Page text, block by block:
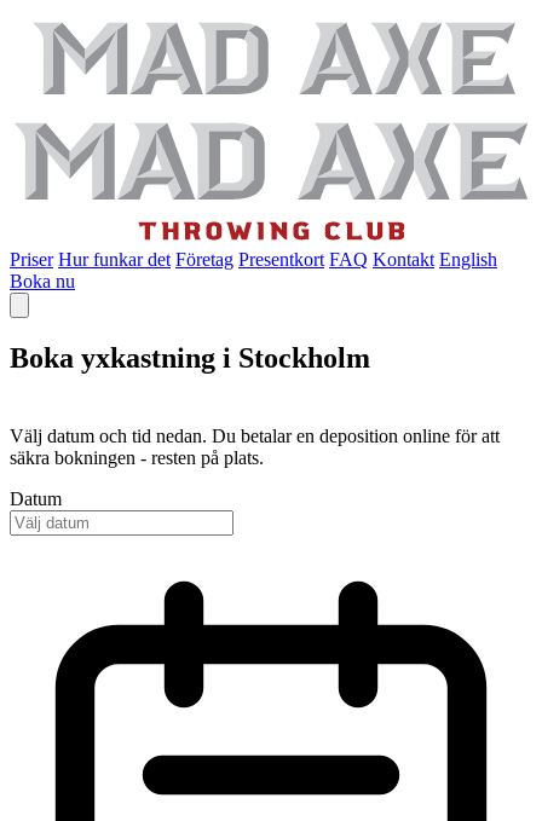
Priser Hur funkar det Företag Presentkort FAQ Kontakt English
Boka nu
Boka yxkastning i Stockholm
Välj datum och tid nedan. Du betalar en deposition online för att
säkra bokningen - resten på plats.
Datum